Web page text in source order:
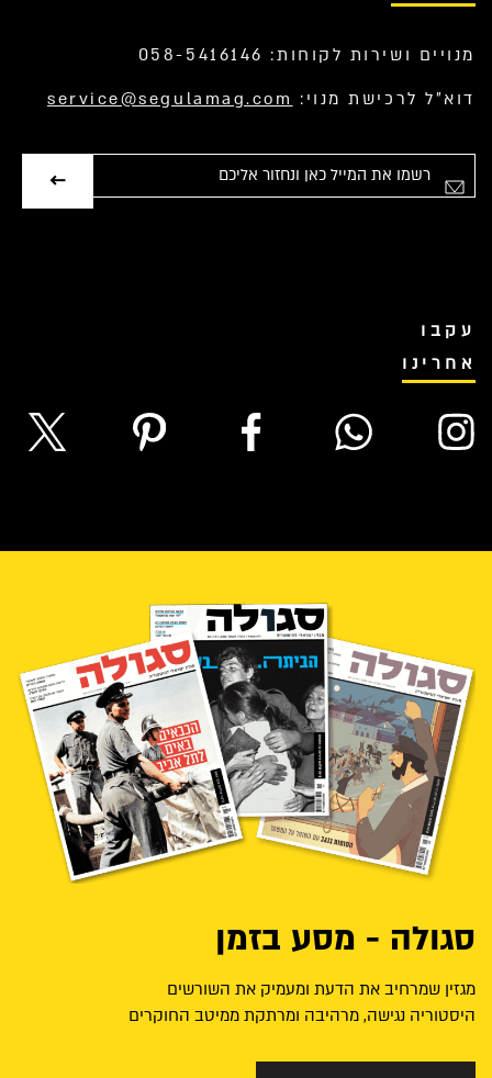
מנויים ושירות לקוחות: 058-5416146
דוא”ל לרכישת מנוי: service@segulamag.com
עקבו
אחרינו
סגולה - מסע בזמן
מגזין שמרחיב את הדעת ומעמיק את השורשים
היסטוריה נגישה, מרהיבה ומרתקת ממיטב החוקרים